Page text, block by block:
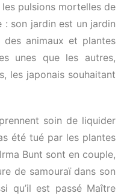
pulsions mortelles de
: son jardin est un jardin
animaux et plantes
unes que les autres,
les japonais souhaitant
soin de liquider
été tué par les plantes
Bunt sont en couple,
de samouraï dans son
qu’il est passé Maître